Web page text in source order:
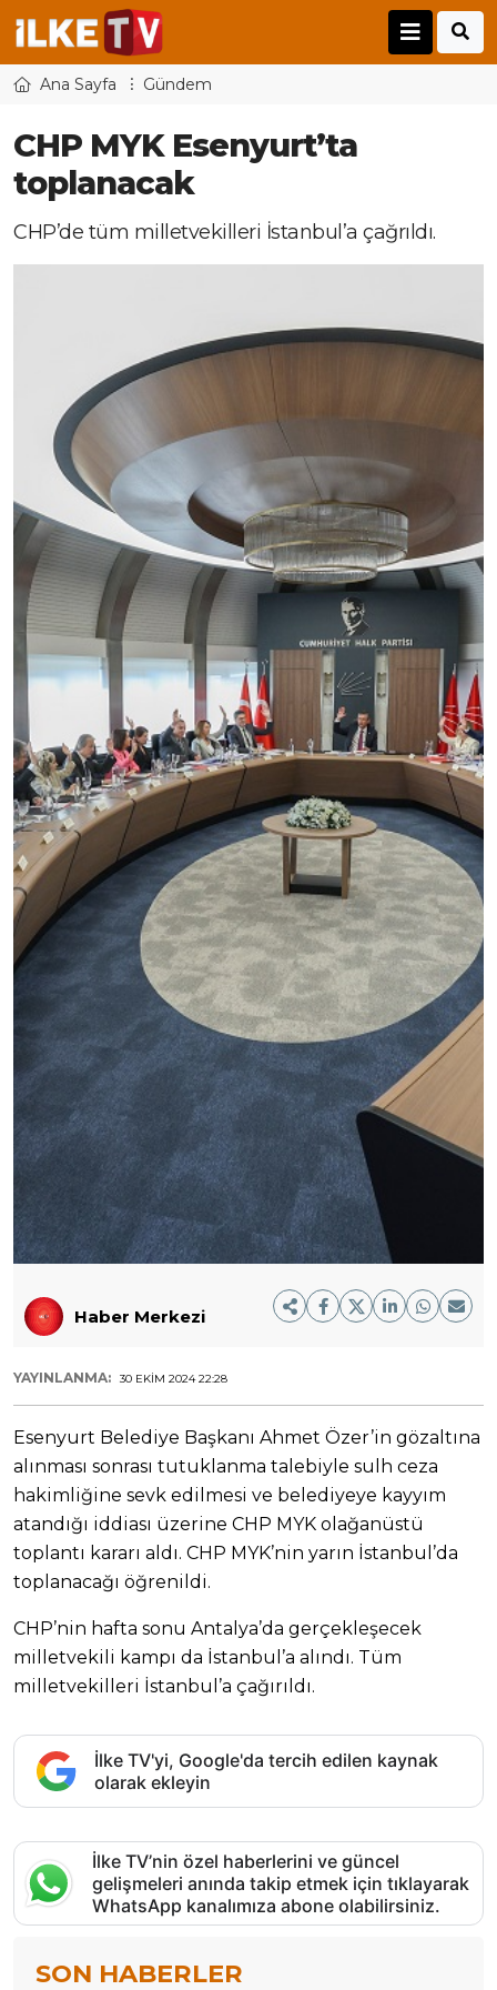
Ana Sayfa Gündem
CHP MYK Esenyurt’ta
toplanacak
CHP’de tüm milletvekilleri İstanbul’a çağrıldı.
Haber Merkezi
YAYINLANMA: 30 EKIM 2024 22:28
Esenyurt Belediye Başkanı Ahmet Özer’in gözaltına
alınması sonrası tutuklanma talebiyle sulh ceza
hakimliğine sevk edilmesi ve belediyeye kayyım
atandığı iddiası üzerine CHP MYK olağanüstü
toplantı kararı aldı. CHP MYK’nin yarın İstanbul’da
toplanacağı öğrenildi.
CHP’nin hafta sonu Antalya’da gerçekleşecek
milletvekili kampı da İstanbul’a alındı. Tüm
milletvekilleri İstanbul’a çağırıldı.
İlke TV'yi, Google'da tercih edilen kaynak
olarak ekleyin
İlke TV’nin özel haberlerini ve güncel
gelişmeleri anında takip etmek için tıklayarak
WhatsApp kanalımıza abone olabilirsiniz.
SON HABERLER